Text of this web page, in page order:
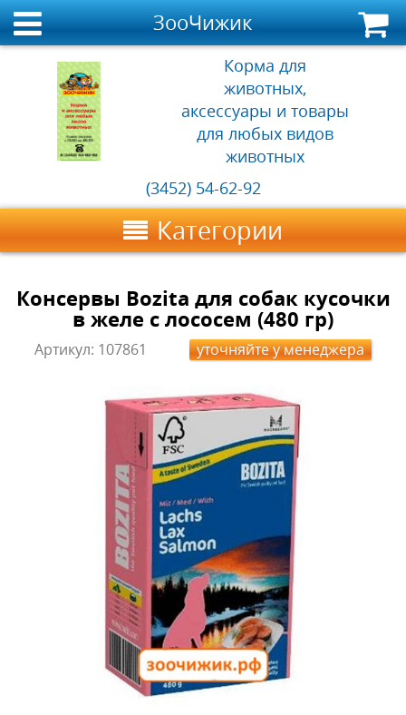
ЗооЧижик
Корма для
животных,
аксессуары и товары
для любых видов
животных
(3452) 54-62-92
Категории
Консервы Bozita для собак кусочки
в желе с лососем (480 гр)
Артикул: 107861 уточняйте у менеджера